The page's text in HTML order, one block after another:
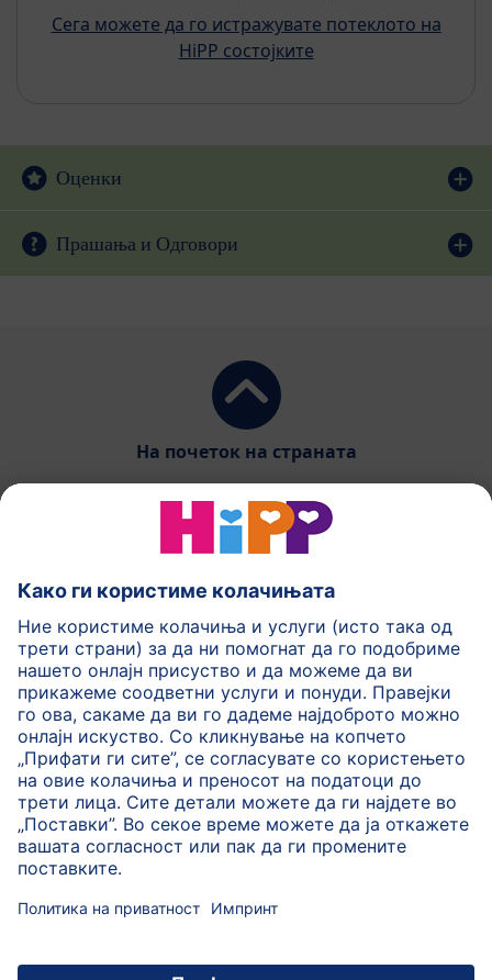
Сега можете да го истражувате потеклото на
HiPP состојките
Оценки
Прашања и Одговори
На почеток на страната
HiPP Млечни формули
HiPP Храна за бебиња
HiPP за деца
HiPP Нега за кожа
HiPP Бременост
Политика на приватност
Услови на користење
Импринт
Повеќе за HiPP Контакт